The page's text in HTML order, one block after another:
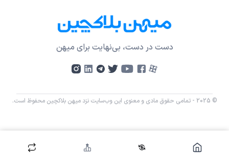
دست در دست، بی‌نهایت برای میهن
© 2025 - تمامی حقوق مادی و معنوی این وب‌سایت نزد میهن بلاکچین محفوظ است.